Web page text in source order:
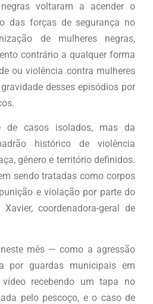
voltaram a acender o
das forças de segurança no
de mulheres negras,
contrário a qualquer forma
ou violência contra mulheres
desses episódios por
de casos isolados, mas da
histórico de violência
gênero e território definidos.
sendo tratadas como corpos
e violação por parte do
coordenadora-geral de
mês — como a agressão
por guardas municipais em
recebendo um tapa no
pelo pescoço, e o caso de